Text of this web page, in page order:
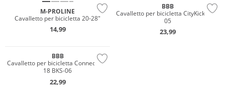
M-PROLINE
Cavalletto per bicicletta 20-28"
14,99
BBB
Cavalletto per bicicletta CityKick BKS-
05
23,99
BBB
Cavalletto per bicicletta ConnectKick
18 BKS-06
22,99